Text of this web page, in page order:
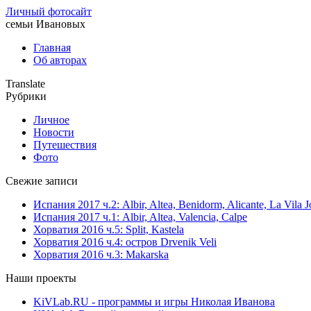
Личный фотосайт
семьи Ивановых
Главная
Об авторах
Translate
Рубрики
Личное
Новости
Путешествия
Фото
Свежие записи
Испания 2017 ч.2: Albir, Altea, Benidorm, Alicante, La Vila
Испания 2017 ч.1: Albir, Altea, Valencia, Calpe
Хорватия 2016 ч.5: Split, Kastela
Хорватия 2016 ч.4: остров Drvenik Veli
Хорватия 2016 ч.3: Makarska
Наши проекты
KiVLab.RU - программы и игры Николая Иванова